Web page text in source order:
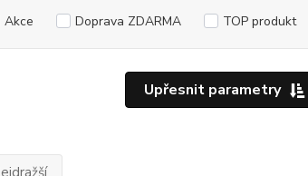
Upřesnit parametry
Akce Doprava ZDARMA TOP produkt